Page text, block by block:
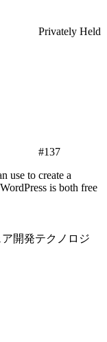
Privately Held
#137
use to create a
is both free
開発テクノロジ